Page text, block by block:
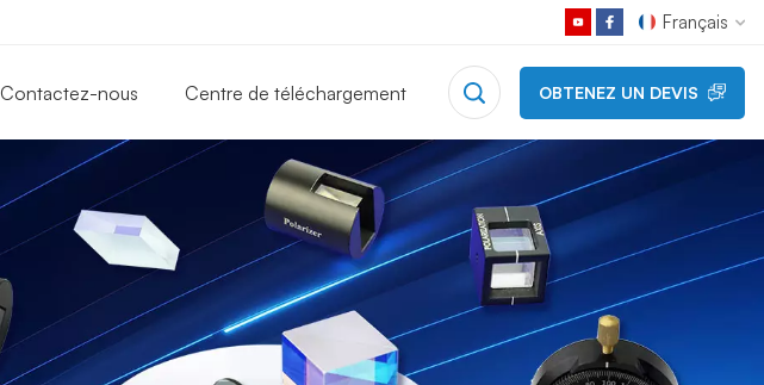
Français
Français
Русский
Español
Contactez-nous Centre de téléchargement OBTENEZ UN DEVIS